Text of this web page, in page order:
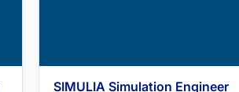
SIMULIA Simulation Engineer